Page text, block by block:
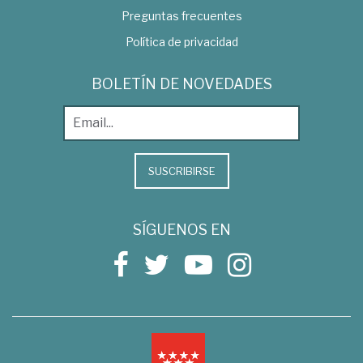
Preguntas frecuentes
Política de privacidad
BOLETÍN DE NOVEDADES
SUSCRIBIRSE
SÍGUENOS EN